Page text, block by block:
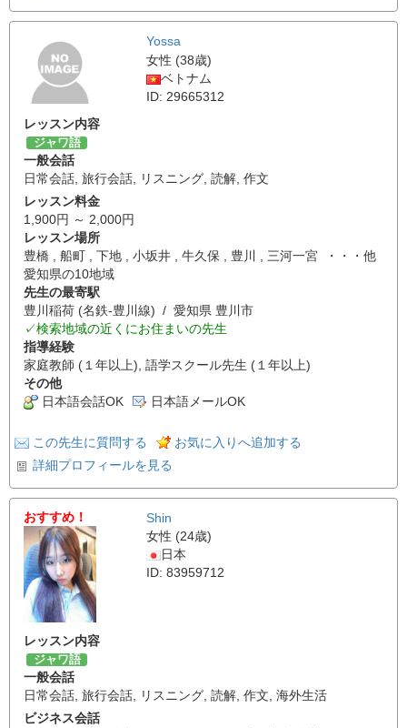
Yossa
女性 (38歳)
ベトナム
ID: 29665312
レッスン内容
ジャワ語
一般会話
日常会話 旅行会話 リスニング 読解 作文
レッスン料金
1,900円 ～ 2,000円
レッスン場所
豊橋 , 船町 , 下地 , 小坂井 , 牛久保 , 豊川 , 三河一宮 ・・・他
愛知県の10地域
先生の最寄駅
豊川稲荷 (名鉄-豊川線) / 愛知県 豊川市
✓検索地域の近くにお住まいの先生
指導経験
家庭教師 (１年以上), 語学スクール先生 (１年以上)
その他
日本語会話OK
日本語メールOK
この先生に質問する
お気に入りへ追加する
詳細プロフィールを見る
おすすめ！
Shin
女性 (24歳)
日本
ID: 83959712
レッスン内容
ジャワ語
一般会話
日常会話, 旅行会話, リスニング, 読解, 作文, 海外生活
ビジネス会話